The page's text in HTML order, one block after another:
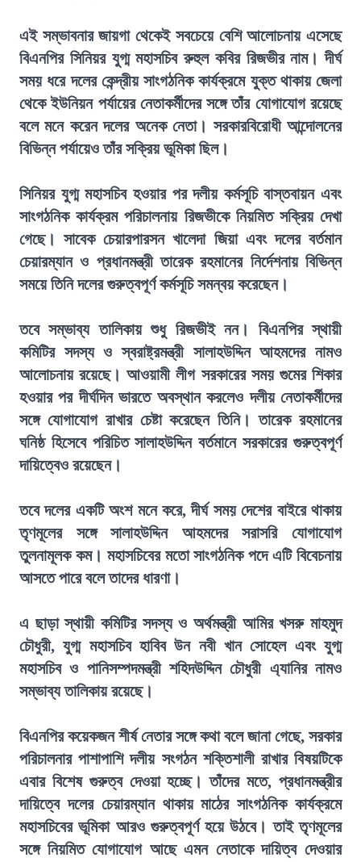
এই সম্ভাবনার জায়গা থেকেই সবচেয়ে বেশি আলোচনায় এসেছে
বিএনপির সিনিয়র যুগ্ম মহাসচিব রুহুল কবির রিজভীর নাম। দীর্ঘ
সময় ধরে দলের কেন্দ্রীয় সাংগঠনিক কার্যক্রমে যুক্ত থাকায় জেলা
থেকে ইউনিয়ন পর্যায়ের নেতাকর্মীদের সঙ্গে তাঁর যোগাযোগ রয়েছে
বলে মনে করেন দলের অনেক নেতা। সরকারবিরোধী আন্দোলনের
বিভিন্ন পর্যায়েও তাঁর সক্রিয় ভূমিকা ছিল।
সিনিয়র যুগ্ম মহাসচিব হওয়ার পর দলীয় কর্মসূচি বাস্তবায়ন এবং
সাংগঠনিক কার্যক্রম পরিচালনায় রিজভীকে নিয়মিত সক্রিয় দেখা
গেছে। সাবেক চেয়ারপারসন খালেদা জিয়া এবং দলের বর্তমান
চেয়ারম্যান ও প্রধানমন্ত্রী তারেক রহমানের নির্দেশনায় বিভিন্ন
সময়ে তিনি দলের গুরুত্বপূর্ণ কর্মসূচি সমন্বয় করেছেন।
তবে সম্ভাব্য তালিকায় শুধু রিজভীই নন। বিএনপির স্থায়ী
কমিটির সদস্য ও স্বরাষ্ট্রমন্ত্রী সালাহউদ্দিন আহমদের নামও
আলোচনায় রয়েছে। আওয়ামী লীগ সরকারের সময় গুমের শিকার
হওয়ার পর দীর্ঘদিন ভারতে অবস্থান করলেও দলীয় নেতাকর্মীদের
সঙ্গে যোগাযোগ রাখার চেষ্টা করেছেন তিনি। তারেক রহমানের
ঘনিষ্ঠ হিসেবে পরিচিত সালাহউদ্দিন বর্তমানে সরকারের গুরুত্বপূর্ণ
দায়িত্বেও রয়েছেন।
তবে দলের একটি অংশ মনে করে, দীর্ঘ সময় দেশের বাইরে থাকায়
তৃণমূলের সঙ্গে সালাহউদ্দিন আহমদের সরাসরি যোগাযোগ
তুলনামূলক কম। মহাসচিবের মতো সাংগঠনিক পদে এটি বিবেচনায়
আসতে পারে বলে তাদের ধারণা।
এ ছাড়া স্থায়ী কমিটির সদস্য ও অর্থমন্ত্রী আমির খসরু মাহমুদ
চৌধুরী, যুগ্ম মহাসচিব হাবিব উন নবী খান সোহেল এবং যুগ্ম
মহাসচিব ও পানিসম্পদমন্ত্রী শহিদউদ্দিন চৌধুরী এ্যানির নামও
সম্ভাব্য তালিকায় রয়েছে।
বিএনপির কয়েকজন শীর্ষ নেতার সঙ্গে কথা বলে জানা গেছে, সরকার
পরিচালনার পাশাপাশি দলীয় সংগঠন শক্তিশালী রাখার বিষয়টিকে
এবার বিশেষ গুরুত্ব দেওয়া হচ্ছে। তাঁদের মতে, প্রধানমন্ত্রীর
দায়িত্বে দলের চেয়ারম্যান থাকায় মাঠের সাংগঠনিক কার্যক্রমে
মহাসচিবের ভূমিকা আরও গুরুত্বপূর্ণ হয়ে উঠবে। তাই তৃণমূলের
সঙ্গে নিয়মিত যোগাযোগ আছে এমন নেতাকে দায়িত্ব দেওয়ার